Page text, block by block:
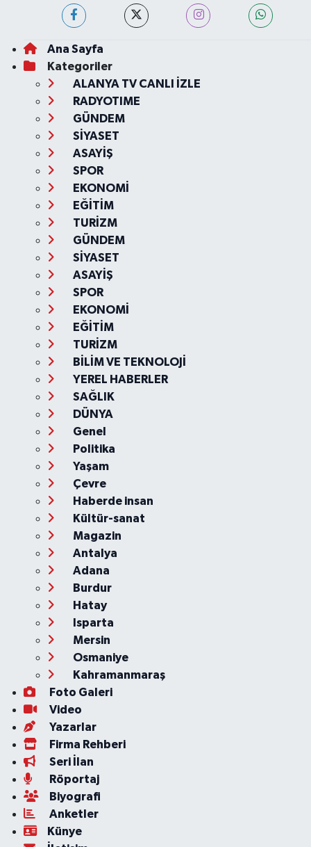
Ana Sayfa
Kategoriler
ALANYA TV CANLI İZLE
RADYOTIME
GÜNDEM
SİYASET
ASAYİŞ
SPOR
EKONOMİ
EĞİTİM
TURİZM
GÜNDEM
SİYASET
ASAYİŞ
SPOR
EKONOMİ
EĞİTİM
TURİZM
BİLİM VE TEKNOLOJİ
YEREL HABERLER
SAĞLIK
DÜNYA
Genel
Politika
Yaşam
Çevre
Haberde insan
Kültür-sanat
Magazin
Antalya
Adana
Burdur
Hatay
Isparta
Mersin
Osmaniye
Kahramanmaraş
Foto Galeri
Video
Yazarlar
Firma Rehberi
Seri İlan
Röportaj
Biyografi
Anketler
Künye